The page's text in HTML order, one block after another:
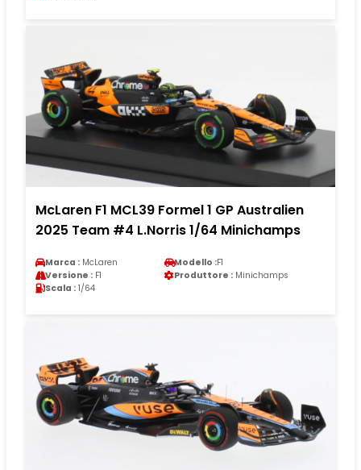
McLaren F1 MCL39 Formel 1 GP Australien
2025 Team #4 L.Norris 1/64 Minichamps
Marca : McLaren Modello :F1
Versione : F1 Produttore : Minichamps
Scala : 1/64